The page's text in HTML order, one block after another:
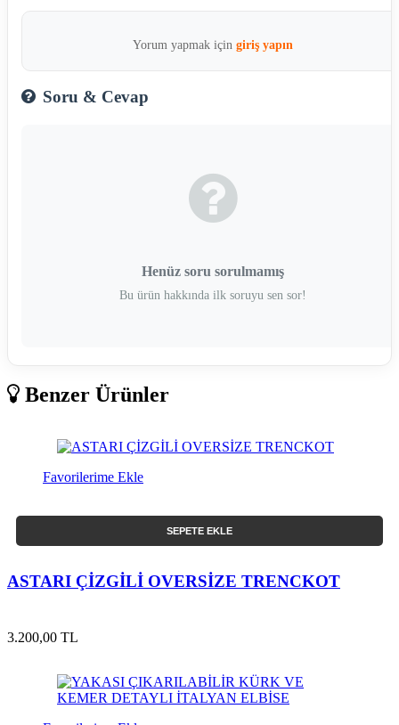
Yorum yapmak için giriş yapın
Soru & Cevap
Henüz soru sorulmamış
Bu ürün hakkında ilk soruyu sen sor!
Benzer Ürünler
Favorilerime Ekle
SEPETE EKLE
ASTARI ÇİZGİLİ OVERSİZE TRENCKOT
3.200,00 TL